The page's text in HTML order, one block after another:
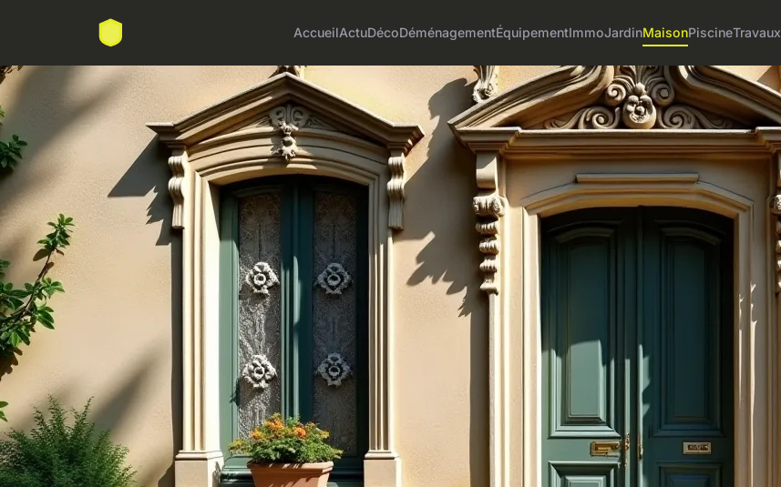
AccueilActuDécoDéménagementÉquipementImmoJardinMaisonPiscineTravaux